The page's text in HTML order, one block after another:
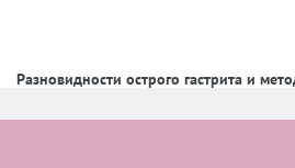
Разновидности острого гастрита и